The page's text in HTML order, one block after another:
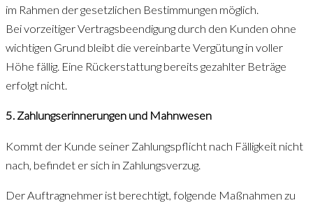
im Rahmen der gesetzlichen Bestimmungen möglich.
Bei vorzeitiger Vertragsbeendigung durch den Kunden ohne
wichtigen Grund bleibt die vereinbarte Vergütung in voller
Höhe fällig. Eine Rückerstattung bereits gezahlter Beträge
erfolgt nicht.
5. Zahlungserinnerungen und Mahnwesen
Kommt der Kunde seiner Zahlungspflicht nach Fälligkeit nicht
nach, befindet er sich in Zahlungsverzug.
Der Auftragnehmer ist berechtigt, folgende Maßnahmen zu